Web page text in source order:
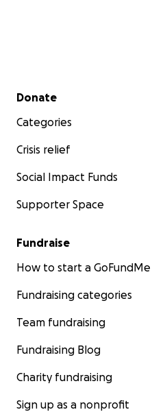
Secondary menu
Donate
Categories
Crisis relief
Social Impact Funds
Supporter Space
Fundraise
How to start a GoFundMe
Fundraising categories
Team fundraising
Fundraising Blog
Charity fundraising
Sign up as a nonprofit